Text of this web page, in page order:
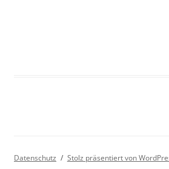
Datenschutz Stolz präsentiert von